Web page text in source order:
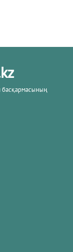
басқармасының